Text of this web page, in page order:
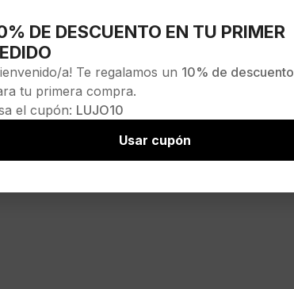
DE DESCUENTO EN TU PRIMER
a! Te regalamos un 10% de descuento
tu primera compra.
el cupón: LUJO10
Usar cupón